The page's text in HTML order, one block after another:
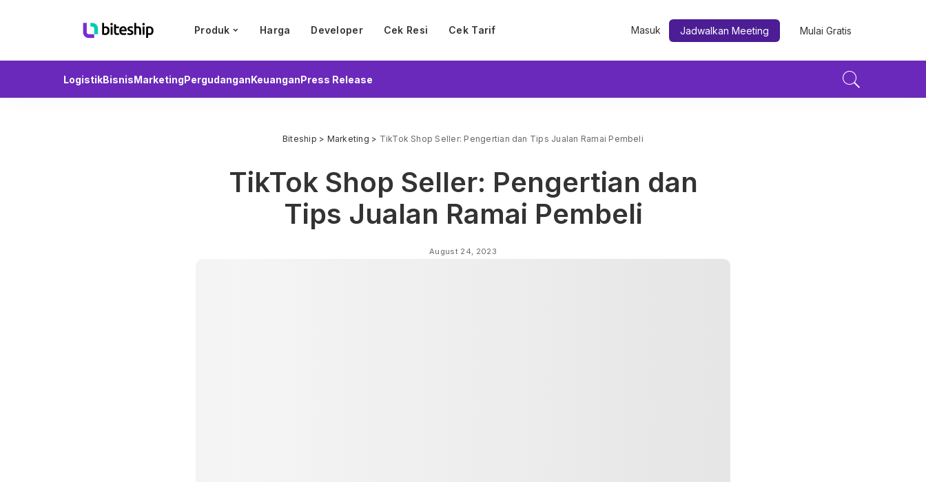
Produk Harga Developer Cek Resi Cek Tarif Masuk Jadwalkan Meeting Mulai Gratis
LogistikBisnisMarketingPergudanganKeuanganPress Release
Biteship > Marketing > TikTok Shop Seller: Pengertian dan Tips Jualan Ramai Pembeli
TikTok Shop Seller: Pengertian dan
Tips Jualan Ramai Pembeli
August 24, 2023